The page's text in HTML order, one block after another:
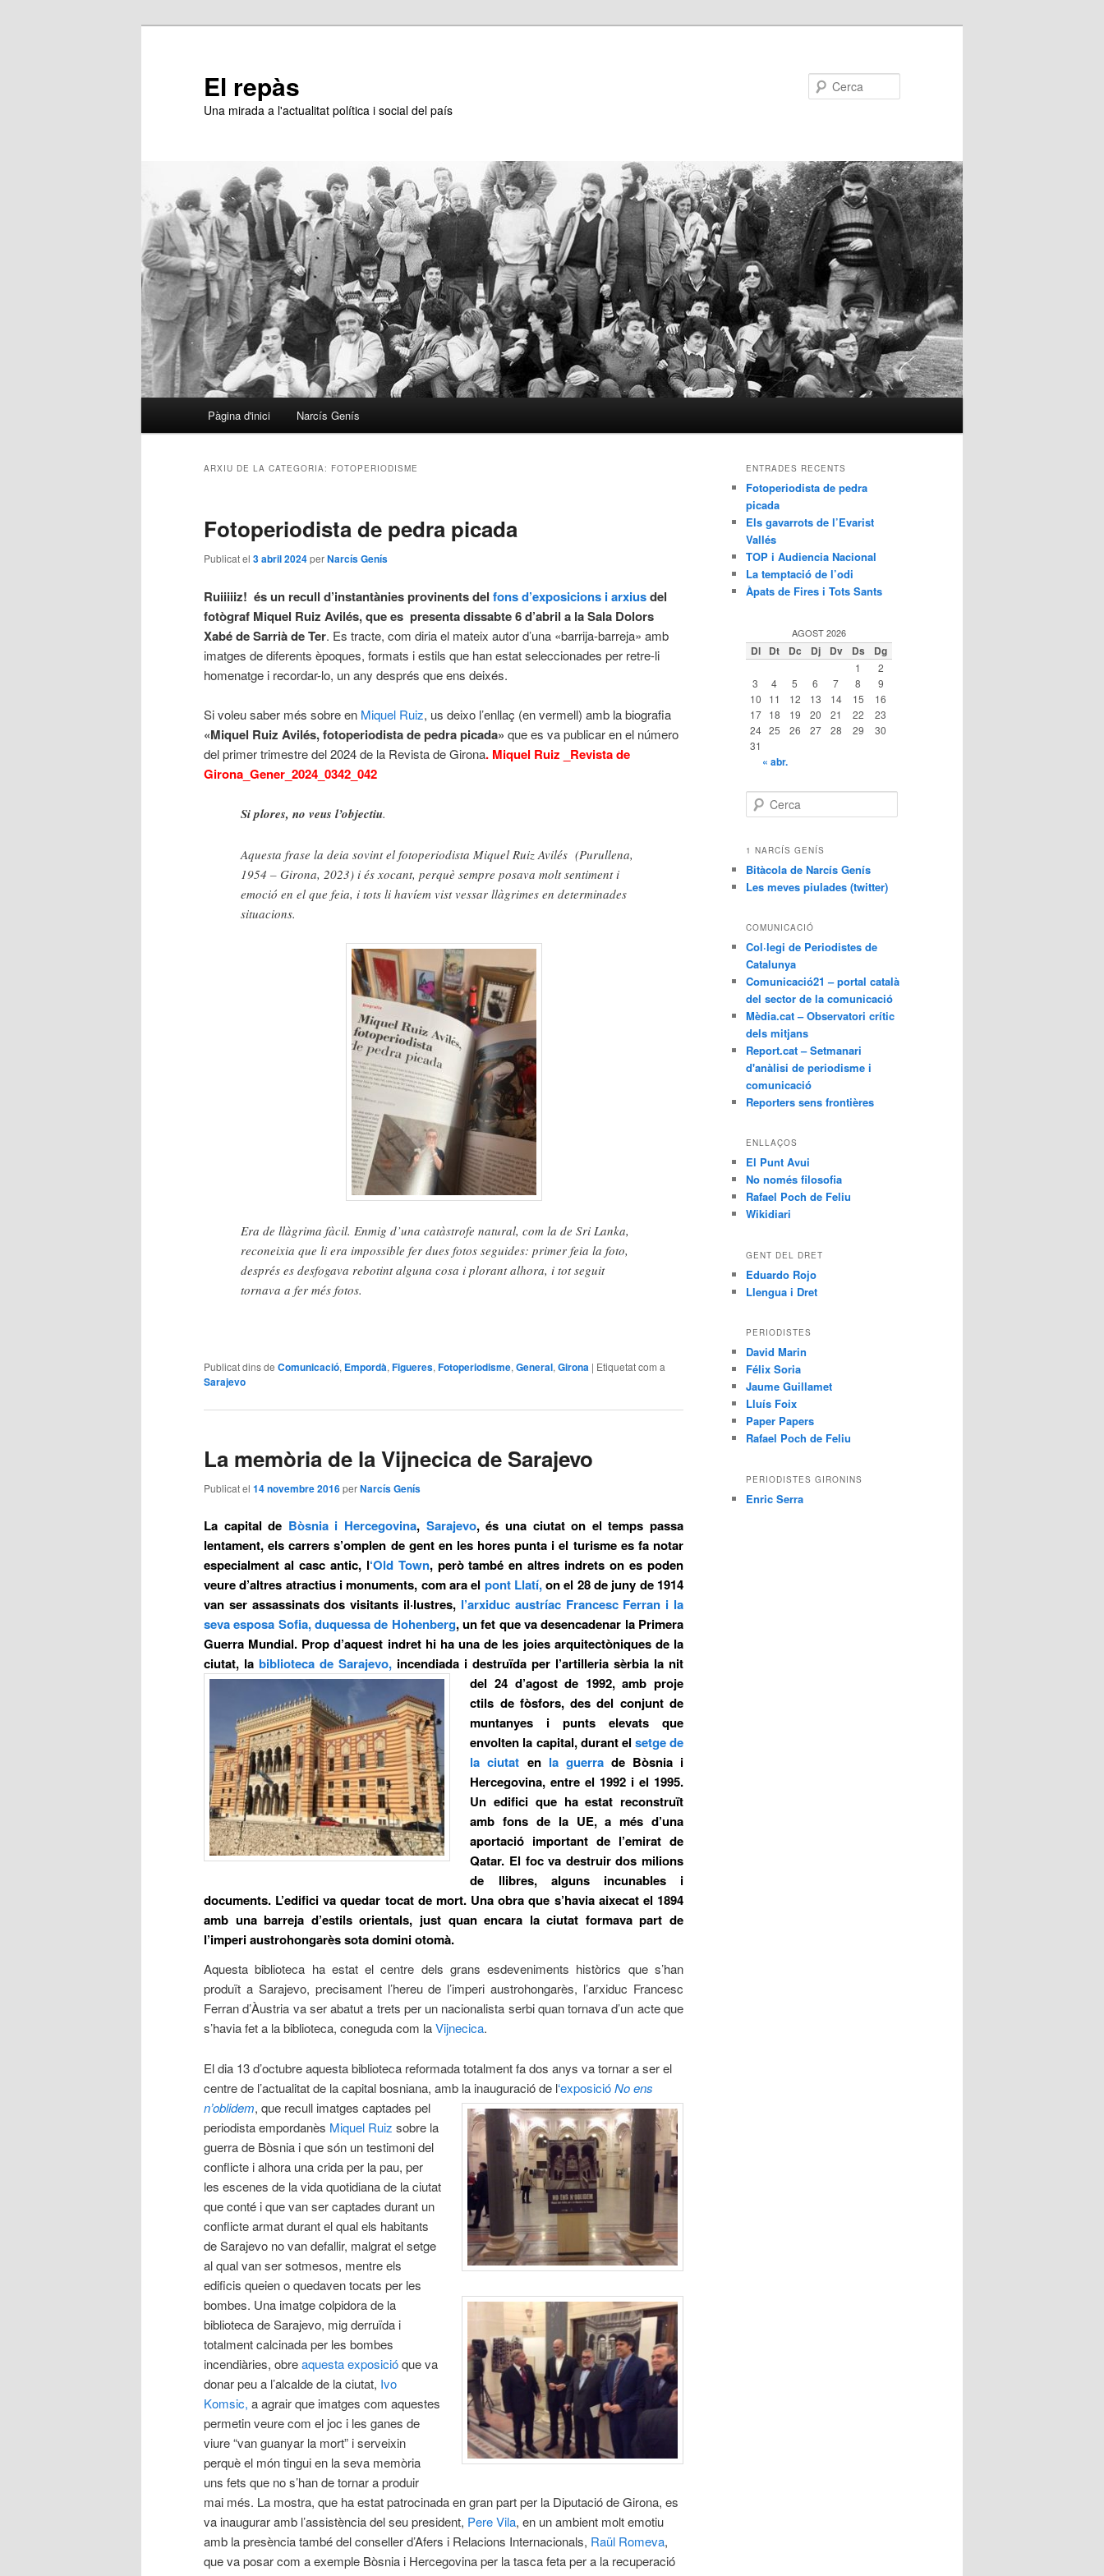
El repàs
Una mirada a l'actualitat política i social del país
Pàgina d'inici Narcís Genís
ARXIU DE LA CATEGORIA: FOTOPERIODISME
Fotoperiodista de pedra picada
Publicat el 3 abril 2024perNarcís Genís
Ruiiiiiz! és un recull d’instantànies provinents del fons d’exposicions i arxiusdel
fotògraf Miquel Ruiz Avilés, que es presenta dissabte 6 d’abril a la Sala Dolors
Xabé de Sarrià de Ter. Es tracte, com diria el mateix autor d’una «barrija-barreja» amb
imatges de diferents èpoques, formats i estils que han estat seleccionades per retre-li
homenatge i recordar-lo, un any després que ens deixés.
Si voleu saber més sobre en Miquel Ruiz, us deixo l’enllaç (en vermell) amb la biografia
«Miquel Ruiz Avilés, fotoperiodista de pedra picada» que es va publicar en el número
del primer trimestre del 2024 de la Revista de Girona. Miquel Ruiz _Revista de
Girona_Gener_2024_0342_042
Si plores, no veus l’objectiu.
Aquesta frase la deia sovint el fotoperiodista Miquel Ruiz Avilés (Purullena,
1954 – Girona, 2023) i és xocant, perquè sempre posava molt sentiment i
emoció en el que feia, i tots li havíem vist vessar llàgrimes en determinades
situacions.
Era de llàgrima fàcil. Enmig d’una catàstrofe natural, com la de Sri Lanka,
reconeixia que li era impossible fer dues fotos seguides: primer feia la foto,
després es desfogava rebotint alguna cosa i plorant alhora, i tot seguit
tornava a fer més fotos.
Publicat dins de Comunicació, Empordà, Figueres, Fotoperiodisme, General, Girona | Etiquetat com a
Sarajevo
La memòria de la Vijnecica de Sarajevo
Publicat el 14 novembre 2016perNarcís Genís
La capital de Bòsnia i Hercegovina, Sarajevo, és una ciutat on el temps passa
lentament, els carrers s’omplen de gent en les hores punta i el turisme es fa notar
especialment al casc antic, l‘Old Town, però també en altres indrets on es poden
veure d’altres atractius i monuments, com ara el pont Llatí,on el 28 de juny de 1914
van ser assassinats dos visitants il·lustres, l’arxiduc austríac Francesc Ferran i la
seva esposa Sofia, duquessa de Hohenberg, un fet que va desencadenar la Primera
Guerra Mundial. Prop d’aquest indret hi ha una de les joies arquitectòniques de la
ciutat, la biblioteca de Sarajevo, incendiada i destruïda per l’artilleria sèrbia la nit
del 24 d’agost de 1992, amb proje
ctils de fòsfors, des del conjunt de
muntanyes i punts elevats que
envolten la capital, durant el setge de
la ciutat en la guerrade Bòsnia i
Hercegovina, entre el 1992 i el 1995.
Un edifici que ha estat reconstruït
amb fons de la UE, a més d’una
aportació important de l’emirat de
Qatar. El foc va destruir dos milions
de llibres, alguns incunables i
documents. L’edifici va quedar tocat de mort. Una obra que s’havia aixecat el 1894
amb una barreja d’estils orientals, just quan encara la ciutat formava part de
l’imperi austrohongarès sota domini otomà.
Aquesta biblioteca ha estat el centre dels grans esdeveniments històrics que s’han
produït a Sarajevo, precisament l’hereu de l’imperi austrohongarès, l’arxiduc Francesc
Ferran d’Àustria va ser abatut a trets per un nacionalista serbi quan tornava d’un acte que
s’havia fet a la biblioteca, coneguda com laVijnecica.
El dia 13 d’octubre aquesta biblioteca reformada totalment fa dos anys va tornar a ser el
centre de l’actualitat de la capital bosniana, amb la inauguració de l‘exposicióNo ens
n’oblidem, que recull imatges captades pel
periodista empordanès Miquel Ruiz sobre la
guerra de Bòsnia i que són un testimoni del
conflicte i alhora una crida per la pau, per
les escenes de la vida quotidiana de la ciutat
que conté i que van ser captades durant un
conflicte armat durant el qual els habitants
de Sarajevo no van defallir, malgrat el setge
al qual van ser sotmesos, mentre els
edificis queien o quedaven tocats per les
bombes. Una imatge colpidora de la
biblioteca de Sarajevo, mig derruïda i
totalment calcinada per les bombes
incendiàries, obreaquesta exposicióque va
donar peu a l’alcalde de la ciutat, Ivo
Komsic, a agrair que imatges com aquestes
permetin veure com el joc i les ganes de
viure “van guanyar la mort” i serveixin
perquè el món tingui en la seva memòria
uns fets que no s’han de tornar a produir
mai més. La mostra, que ha estat patrocinada en gran part per la Diputació de Girona, es
va inaugurar amb l’assistència del seu president, Pere Vila, en un ambient molt emotiu
amb la presència també del conseller d’Afers i Relacions Internacionals, Raül Romeva,
que va posar com a exemple Bòsnia i Hercegovina per la tasca feta per a la recuperació
ENTRADES RECENTS
Fotoperiodista de pedra
picada
Els gavarrots de l’Evarist
Vallés
TOP i Audiencia Nacional
La temptació de l’odi
Àpats de Fires i Tots Sants
AGOST 2026
Dl Dt Dc Dj Dv Ds Dg
1
2
3
4 5 6 7 8
9
10
11 12 13 14 15
16
17
18 19 20 21 22
23
24 25 26 27 28 29
30
31
« abr.
e
c1 NARCÍS GENÍS
Bitàcola de Narcís Genís
Les meves piulades (twitter)
COMUNICACIÓ
Col·legi de Periodistes de
Catalunya
Comunicació21 – portal català
del sector de la comunicació
Mèdia.cat – Observatori crític
dels mitjans
Report.cat – Setmanari
d'anàlisi de periodisme i
comunicació
Reporters sens frontières
ENLLAÇOS
El Punt Avui
No només filosofia
Rafael Poch de Feliu
Wikidiari
GENT DEL DRET
Eduardo Rojo
Llengua i Dret
PERIODISTES
David Marin
Félix Soria
Jaume Guillamet
Lluís Foix
Paper Papers
Rafael Poch de Feliu
PERIODISTES GIRONINS
Enric Serra